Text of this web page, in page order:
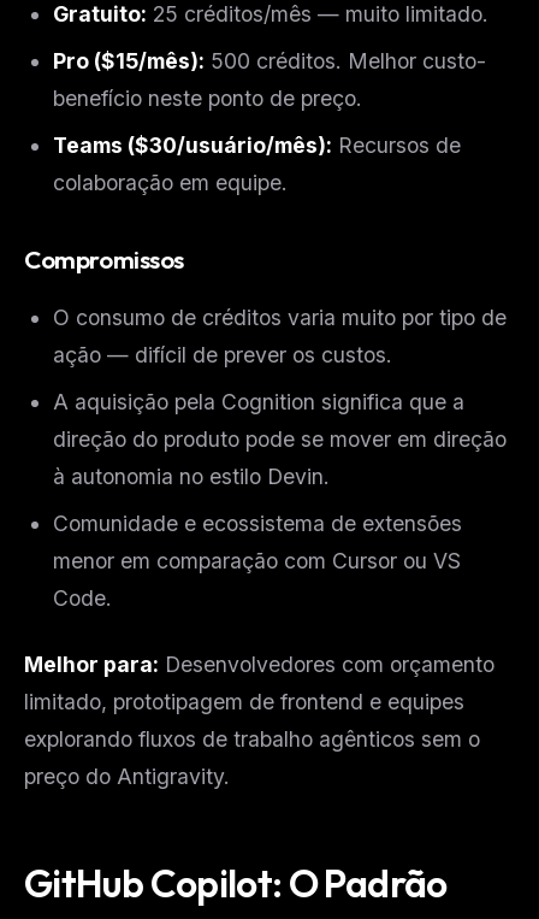
Gratuito: 25 créditos/mês — muito limitado.
Pro ($15/mês): 500 créditos. Melhor custo-
benefício neste ponto de preço.
Teams ($30/usuário/mês): Recursos de
colaboração em equipe.
Compromissos
O consumo de créditos varia muito por tipo de
ação — difícil de prever os custos.
A aquisição pela Cognition significa que a
direção do produto pode se mover em direção
à autonomia no estilo Devin.
Comunidade e ecossistema de extensões
menor em comparação com Cursor ou VS
Code.
Melhor para: Desenvolvedores com orçamento
limitado, prototipagem de frontend e equipes
explorando fluxos de trabalho agênticos sem o
preço do Antigravity.
GitHub Copilot: O Padrão